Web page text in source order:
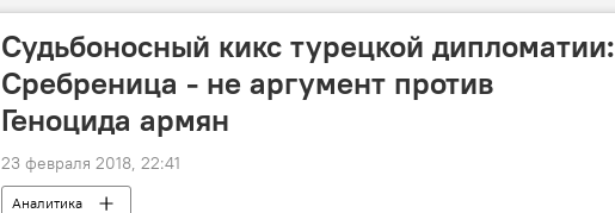
Судьбоносный кикс турецкой дипломатии:
Сребреница - не аргумент против
Геноцида армян
23 февраля 2018, 22:41
Аналитика